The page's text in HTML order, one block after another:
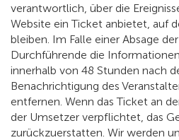
verantwortlich, über die
Website ein Ticket anbietet, auf
bleiben. Im Falle einer Absage
Durchführende die
innerhalb von 48 Stunden nach
Benachrichtigung des
entfernen. Wenn das Ticket an
der Umsetzer verpflichtet, das
zurückzuerstatten. Wir werden